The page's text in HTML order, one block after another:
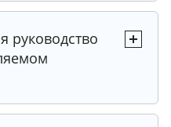
руководство